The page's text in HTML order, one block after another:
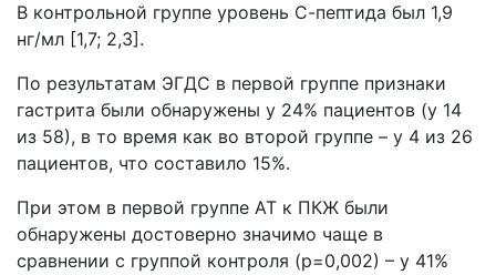
В контрольной группе уровень С-пептида был 1,9
нг/мл [1,7; 2,3].
По результатам ЭГДС в первой группе признаки
гастрита были обнаружены у 24% пациентов (у 14
из 58), в то время как во второй группе – у 4 из 26
пациентов, что составило 15%.
При этом в первой группе АТ к ПКЖ были
обнаружены достоверно значимо чаще в
сравнении с группой контроля (р=0,002) – у 41%